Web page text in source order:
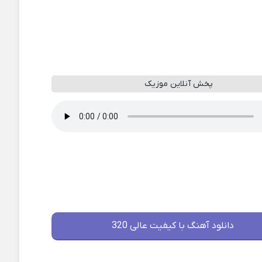
پخش آنلاین موزیک
دانلود آهنگ با کیفیت عالی 320